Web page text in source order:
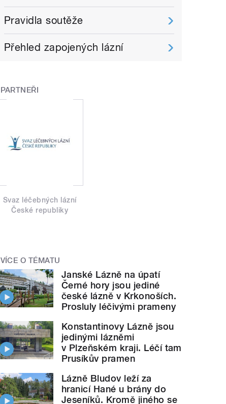
Pravidla soutěže
Přehled zapojených lázní
PARTNEŘI
Svaz léčebných lázní
České republiky
VÍCE O TÉMATU
Janské Lázně na úpatí
Černé hory jsou jediné
české lázně v Krkonoších.
Prosluly léčivými prameny
Konstantinovy Lázně jsou
jedinými lázněmi
v Plzeňském kraji. Léčí tam
Prusíkův pramen
Lázně Bludov leží za
hranicí Hané u brány do
Jeseníků. Kromě jiného se